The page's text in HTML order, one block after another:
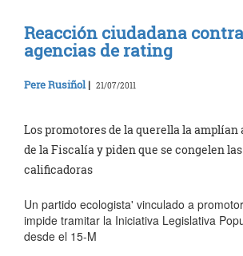
Reacción ciudadana
agencias de rating
Pere Rusiñol| 21/07/2011
Los promotores de la querella la
de la Fiscalía y piden que se congelen
calificadoras
Un partido ecologista' vinculado a
impide tramitar la Iniciativa Legislativa
desde el 15-M